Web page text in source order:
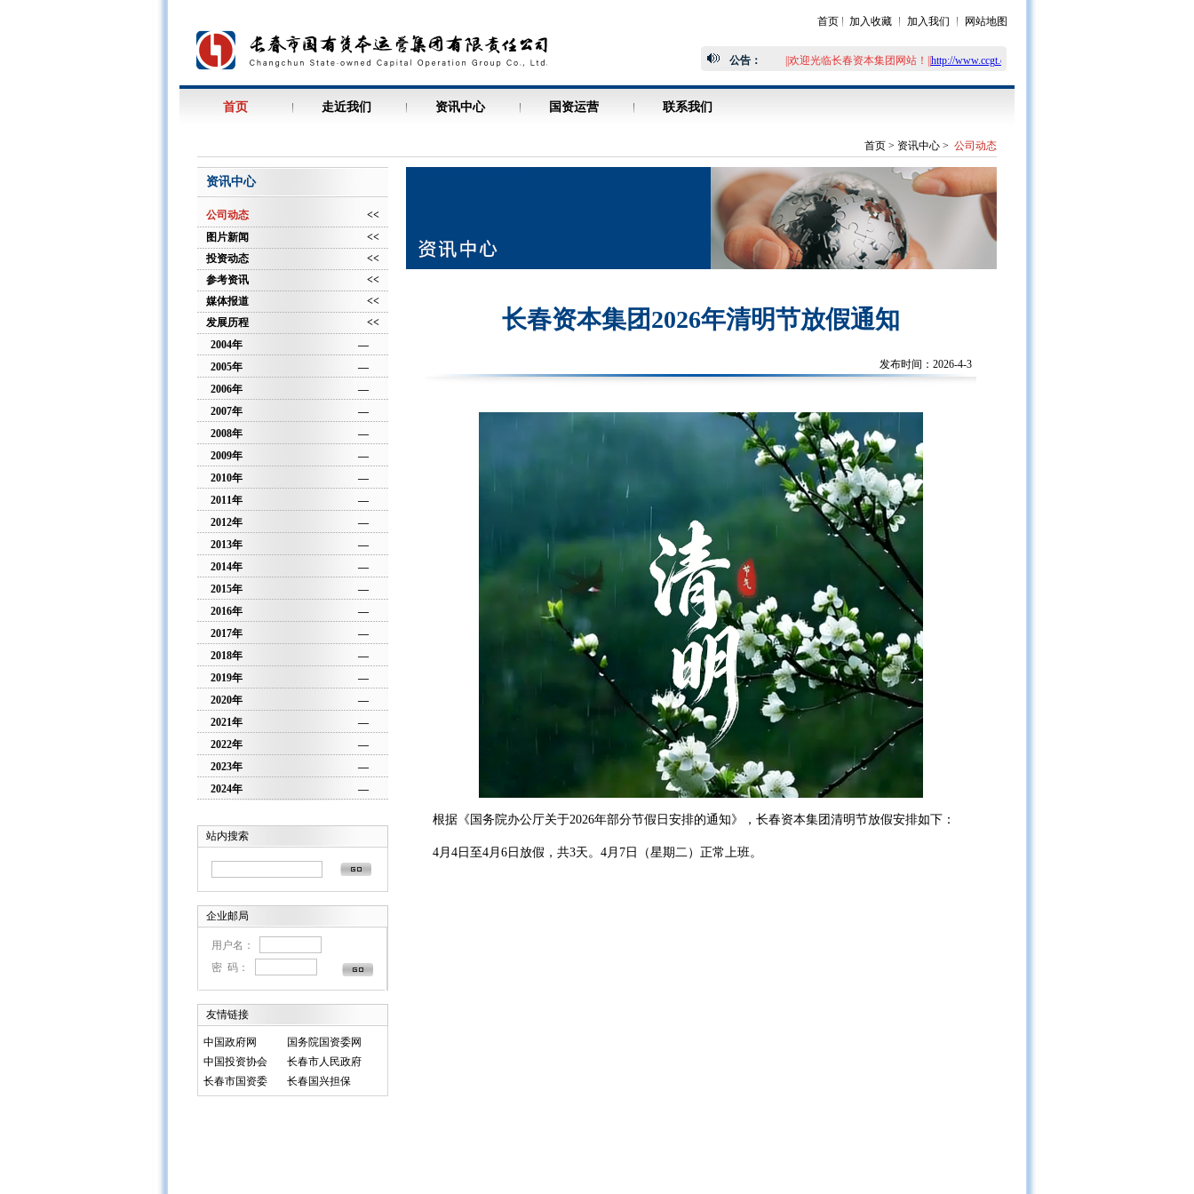
首页 加入收藏 加入我们 网站地图
公告： ||欢迎光临长春资本集团网站！| http://www.ccgt.com.cn/news.asp?pageclass=1&id=3338
首页 走近我们 资讯中心 国资运营 联系我们
首页> 资讯中心> 公司动态
资讯中心
公司动态
<<
图片新闻
<<
投资动态
<<
参考资讯
<<
媒体报道
<<
发展历程
<<
2004年
—
2005年
—
2006年
—
2007年
—
2008年
—
2009年
—
2010年
—
2011年
—
2012年
—
2013年
—
2014年
—
2015年
—
2016年
—
2017年
—
2018年
—
2019年
—
2020年
—
2021年
—
2022年
—
2023年
—
2024年
—
站内搜索
企业邮局
用户名：
密 码：
友情链接
中国政府网
国务院国资委网
中国投资协会
长春市人民政府
长春市国资委
长春国兴担保
长春资本集团2026年清明节放假通知
发布时间：2026-4-3
根据《国务院办公厅关于2026年部分节假日安排的通知》，长春资本集团清明节放假安排如下：
4月4日至4月6日放假，共3天。4月7日（星期二）正常上班。